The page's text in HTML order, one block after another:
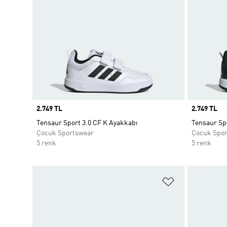
Price
2.749 TL
Tensaur Sport 3.0 CF K Ayakkabı
Çocuk Sportswear
5 renk
Price
2.749 TL
Tensaur
Çocuk
5 renk